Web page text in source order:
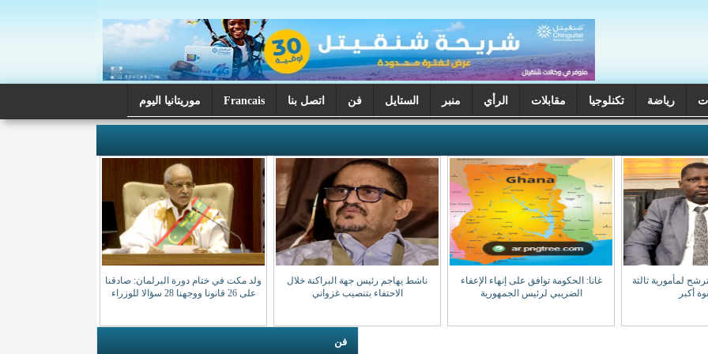
رياضة تكنلوجيا مقابلات الرأي منبر الستايل فن اتصل بنا Francais موريتانيا اليوم
لمأمورية ثالثة
أكبر
غانا: الحكومة توافق على إنهاء الإعفاء
الضريبي لرئيس الجمهورية
ناشط يهاجم رئيس جهة البراكنة خلال
الاحتفاء بتنصيب غزواني
ولد مكت في ختام دورة البرلمان: صادقنا
على 26 قانونا ووجهنا 28 سؤالا للوزراء
فن